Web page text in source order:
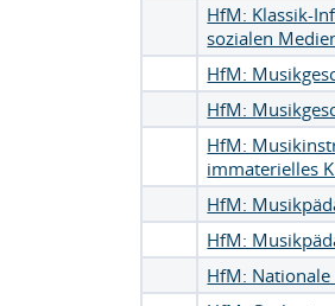
HfM: Klassik-
sozialen
HfM:
HfM:
HfM:
immaterielles
HfM:
HfM:
HfM: